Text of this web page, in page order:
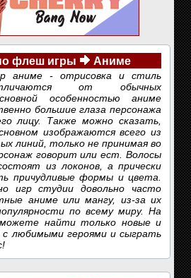
флеш игры Аниме
аниме - отрисовка и стиль
от обычных
особенностью аниме
большие глаза персонажа
лицу. Также можно сказать,
изображаются всего из
линий, только не принимая во
говорит или ест. Волосы
из локонов, а прически
причудливые формы и цвета.
игр студии довольно часто
аниме или мангу, из-за их
по всему миру. На
найти только новые и
с любимыми героями и сыграть